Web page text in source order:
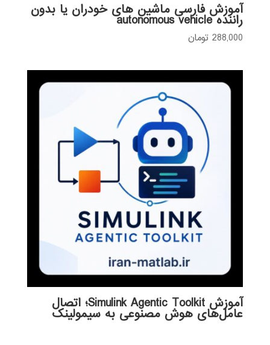
آموزش فارسی ماشین های خودران یا بدون
راننده autonomous vehicle
288,000 تومان
آموزش Simulink Agentic Toolkit؛ اتصال
عامل‌های هوش مصنوعی به سیمولینک